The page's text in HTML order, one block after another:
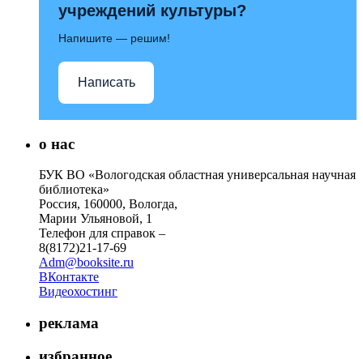
учреждений культуры?
Напишите — решим!
Написать
о нас
БУК ВО «Вологодская областная универсальная научная
библиотека»
Россия, 160000, Вологда,
Марии Ульяновой, 1
Телефон для справок –
8(8172)21-17-69
Adm@booksite.ru
ВКонтакте
Видеохостинг
реклама